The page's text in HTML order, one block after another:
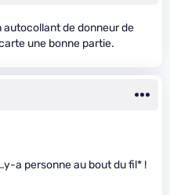
de donneur de
une bonne partie.
a personne au bout du fil* !